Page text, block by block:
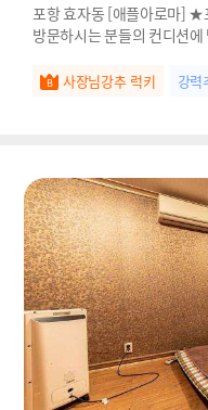
포항 효자동 [애플아로마]
방문하시는 분들의 컨디션
사장님강추 럭키 강력